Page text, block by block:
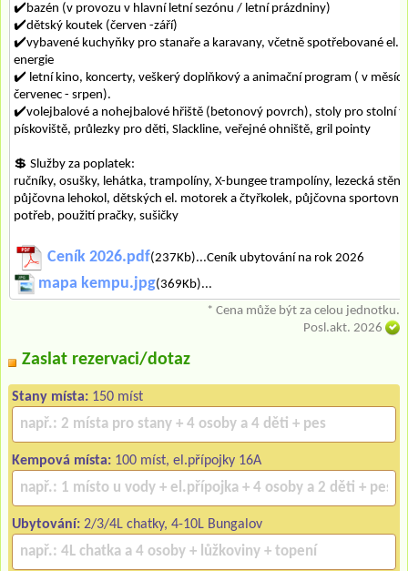
✔️bazén (v provozu v hlavní letní sezónu / letní prázdniny)
✔️dětský koutek (červen -září)
✔️vybavené kuchyňky pro stanaře a karavany, včetně spotřebované el.
energie
✔️ letní kino, koncerty, veškerý doplňkový a animační program ( v
červenec - srpen).
✔️volejbalové a nohejbalové hřiště (betonový povrch), stoly pro stolní
pískoviště, průlezky pro děti, Slackline, veřejné ohniště, gril pointy
💲 Služby za poplatek:
ručníky, osušky, lehátka, trampolíny, X-bungee trampolíny, lezecká
půjčovna lehokol, dětských el. motorek a čtyřkolek, půjčovna
potřeb, použití pračky, sušičky
Ceník 2026.pdf(237Kb)...Ceník ubytování na rok 2026
mapa kempu.jpg(369Kb)...
* Cena může být za celou jednotku.
Posl.akt. 2026
Zaslat rezervaci/dotaz
Stany místa: 150 míst
Kempová místa: 100 míst, el.přípojky 16A
Ubytování: 2/3/4L chatky, 4-10L Bungalov